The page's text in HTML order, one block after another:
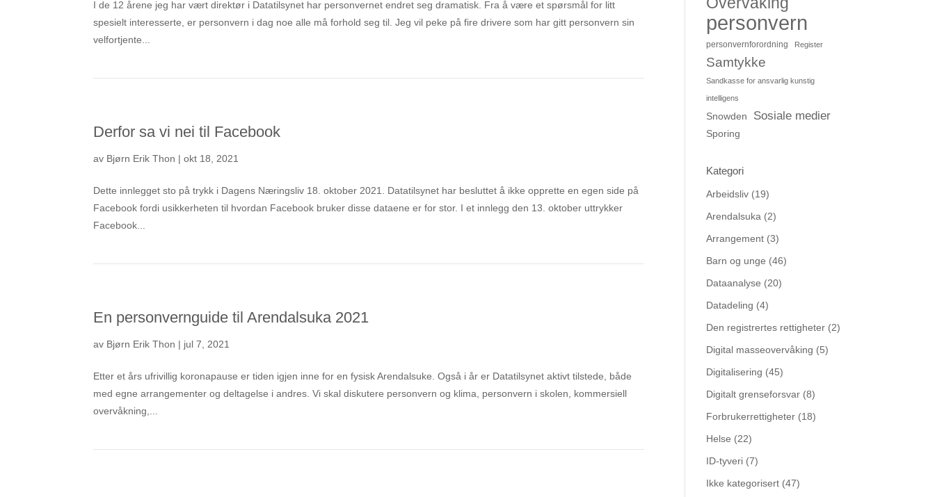
I de 12 årene jeg har vært direktør i Datatilsynet har personvernet endret seg dramatisk. Fra å være et spørsmål for litt
spesielt interesserte, er personvern i dag noe alle må forhold seg til. Jeg vil peke på fire drivere som har gitt personvern sin
velfortjente...
Derfor sa vi nei til Facebook
av Bjørn Erik Thon |okt 18, 2021
Dette innlegget sto på trykk i Dagens Næringsliv 18. oktober 2021. Datatilsynet har besluttet å ikke opprette en egen side på
Facebook fordi usikkerheten til hvordan Facebook bruker disse dataene er for stor. I et innlegg den 13. oktober uttrykker
Facebook...
En personvernguide til Arendalsuka 2021
av Bjørn Erik Thon | jul 7, 2021
Etter et års ufrivillig koronapause er tiden igjen inne for en fysisk Arendalsuke. Også i år er Datatilsynet aktivt tilstede, både
med egne arrangementer og deltagelse i andres. Vi skal diskutere personvern og klima, personvern i skolen, kommersiell
overvåkning,...
personvern
personvernforordning Register
Samtykke
Sandkasse for ansvarlig kunstig
intelligens
Snowden Sosiale medier
Sporing
Kategori
Arbeidsliv (19)
Arendalsuka (2)
Arrangement (3)
Barn og unge (46)
Dataanalyse (20)
Datadeling (4)
Den registrertes rettigheter (2)
Digital masseovervåking (5)
Digitalisering (45)
Digitalt grenseforsvar (8)
Forbrukerrettigheter (18)
Helse (22)
ID-tyveri (7)
Ikke kategorisert (47)